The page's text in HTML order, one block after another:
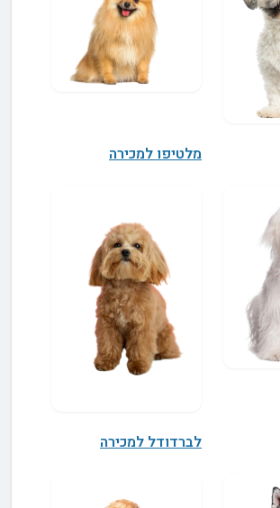
מלטיפו למכירה
לברדודל למכירה